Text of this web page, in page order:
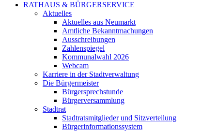
RATHAUS & BÜRGERSERVICE
Aktuelles
Aktuelles aus Neumarkt
Amtliche Bekanntmachungen
Ausschreibungen
Zahlenspiegel
Kommunalwahl 2026
Webcam
Karriere in der Stadtverwaltung
Die Bürgermeister
Bürgersprechstunde
Bürgerversammlung
Stadtrat
Stadtratsmitglieder und Sitzverteilung
Bürgerinformationssystem